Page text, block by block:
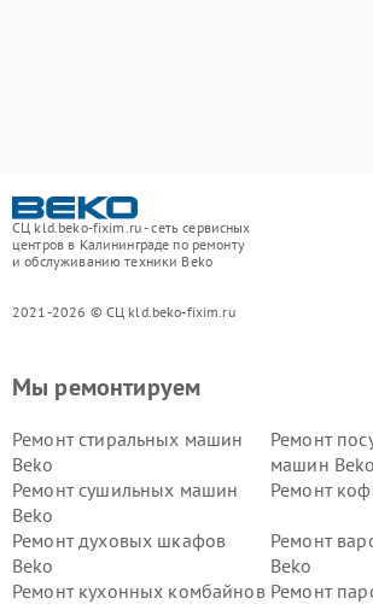
СЦ kld.beko-fixim.ru - сеть сервисных
центров в Калининграде по ремонту
и обслуживанию техники Beko
2021-2026 © СЦ kld.beko-fixim.ru
Мы ремонтируем
Ремонт стиральных машин
Beko
Ремонт
машин Beko
Ремонт сушильных машин
Beko
Ремонт
Ремонт духовых шкафов
Beko
Ремонт
Beko
Ремонт кухонных комбайнов Ремонт